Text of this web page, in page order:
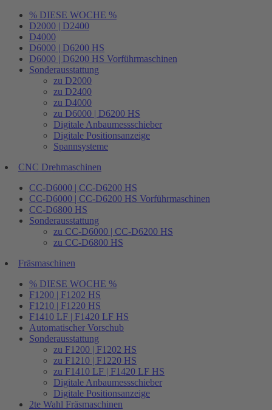
% DIESE WOCHE %
D2000 | D2400
D4000
D6000 | D6200 HS
D6000 | D6200 HS Vorführmaschinen
Sonderausstattung
zu D2000
zu D2400
zu D4000
zu D6000 | D6200 HS
Digitale Anbaumessschieber
Digitale Positionsanzeige
Spannsysteme
CNC Drehmaschinen
CC-D6000 | CC-D6200 HS
CC-D6000 | CC-D6200 HS Vorführmaschinen
CC-D6800 HS
Sonderausstattung
zu CC-D6000 | CC-D6200 HS
zu CC-D6800 HS
Fräsmaschinen
% DIESE WOCHE %
F1200 | F1202 HS
F1210 | F1220 HS
F1410 LF | F1420 LF HS
Automatischer Vorschub
Sonderausstattung
zu F1200 | F1202 HS
zu F1210 | F1220 HS
zu F1410 LF | F1420 LF HS
Digitale Anbaumessschieber
Digitale Positionsanzeige
2te Wahl Fräsmaschinen